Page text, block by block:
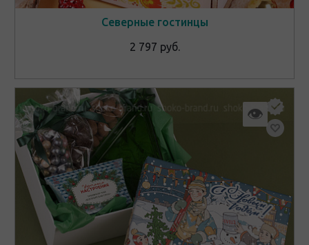
Северные гостинцы
2 797 руб.
👁